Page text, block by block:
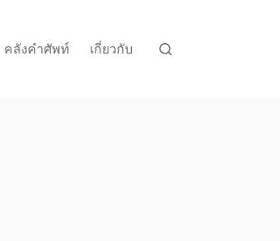
คลังคำศัพท์ เกี่ยวกับ